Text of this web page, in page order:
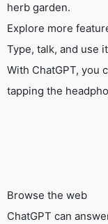
herb garden.
Explore more
Type, talk, and use
With ChatGPT, you
tapping the
Browse the web
ChatGPT can